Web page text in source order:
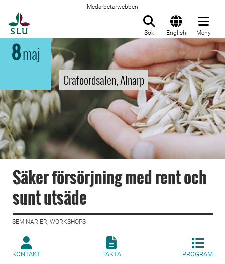
Medarbetarwebben
Sök English Meny
8maj
Crafoordsalen, Alnarp
Säker försörjning med rent och
sunt utsäde
SEMINARIER, WORKSHOPS |
KONTAKT FAKTA PROGRAM